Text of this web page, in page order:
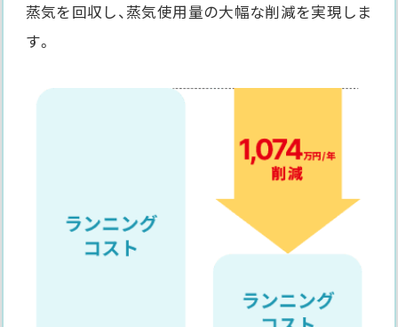
蒸気を回収し、蒸気使用量の大幅な削減を実現しま
す。